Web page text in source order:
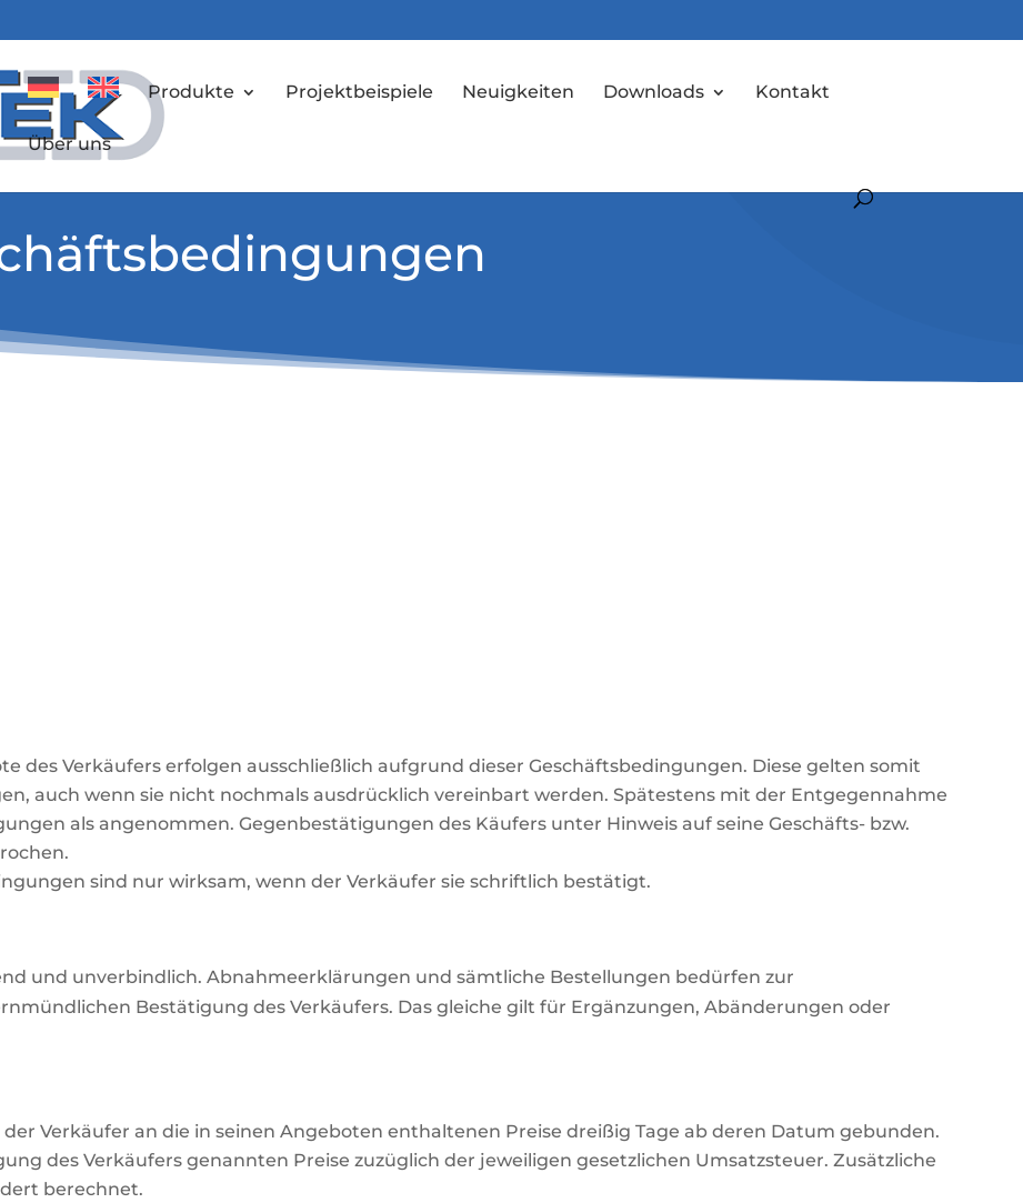
Produkte Projektbeispiele Neuigkeiten Downloads Kontakt
Über uns
des Verkäufers erfolgen ausschließlich aufgrund dieser Geschäftsbedingungen. Diese gelten somit
auch wenn sie nicht nochmals ausdrücklich vereinbart werden. Spätestens mit der Entgegennahme
als angenommen. Gegenbestätigungen des Käufers unter Hinweis auf seine Geschäfts- bzw.
sind nur wirksam, wenn der Verkäufer sie schriftlich bestätigt.
und unverbindlich. Abnahmeerklärungen und sämtliche Bestellungen bedürfen zur
Bestätigung des Verkäufers. Das gleiche gilt für Ergänzungen, Abänderungen oder
Verkäufer an die in seinen Angeboten enthaltenen Preise dreißig Tage ab deren Datum gebunden.
des Verkäufers genannten Preise zuzüglich der jeweiligen gesetzlichen Umsatzsteuer. Zusätzliche
berechnet.